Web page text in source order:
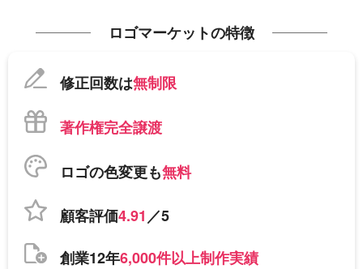
ロゴマーケットの特徴
修正回数は無制限
著作権完全譲渡
ロゴの色変更も無料
顧客評価4.91／5
創業12年6,000件以上制作実績